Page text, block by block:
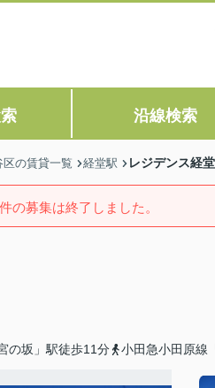
沿線検索
区の賃貸一覧 経堂駅 レジデンス経堂
の募集は終了しました。
の坂」駅徒歩11分 小田急小田原線